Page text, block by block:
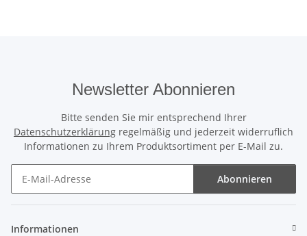
Newsletter Abonnieren
Bitte senden Sie mir entsprechend Ihrer
Datenschutzerklärung regelmäßig und jederzeit widerruflich
Informationen zu Ihrem Produktsortiment per E-Mail zu.
Abonnieren
Informationen